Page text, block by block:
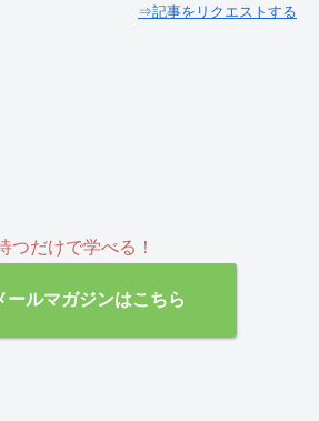
⇒記事をリクエストする
つだけで学べる！
ールマガジンはこちら